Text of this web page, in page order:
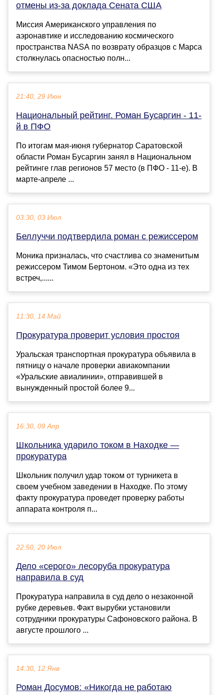
отмены из-за доклада Сената США
Миссия Американского управления по
аэронавтике и исследованию космического
пространства NASA по возврату образцов с Марса
столкнулась опасностью полн...
21:40, 29 Июн
Национальный рейтинг. Роман Бусаргин - 11-
й в ПФО
По итогам мая-июня губернатор Саратовской
области Роман Бусаргин занял в Национальном
рейтинге глав регионов 57 место (в ПФО - 11-е). В
марте-апреле ...
03:30, 03 Июл
Беллуччи подтвердила роман с режиссером
Моника призналась, что счастлива со знаменитым
режиссером Тимом Бертоном. «Это одна из тех
встреч,......
11:30, 14 Май
Прокуратура проверит условия простоя
Уральская транспортная прокуратура объявила в
пятницу о начале проверки авиакомпании
«Уральские авиалинии», отправившей в
вынужденный простой более 9...
16:30, 09 Апр
Школьника ударило током в Находке —
прокуратура
Школьник получил удар током от турникета в
своем учебном заведении в Находке. По этому
факту прокуратура проведет проверку работы
аппарата контроля п...
22:50, 20 Июл
Дело «серого» лесоруба прокуратура
направила в суд
Прокуратура направила в суд дело о незаконной
рубке деревьев. Факт вырубки установили
сотрудники прокуратуры Сафоновского района. В
августе прошлого ...
14:30, 12 Янв
Роман Досумов: «Никогда не работаю